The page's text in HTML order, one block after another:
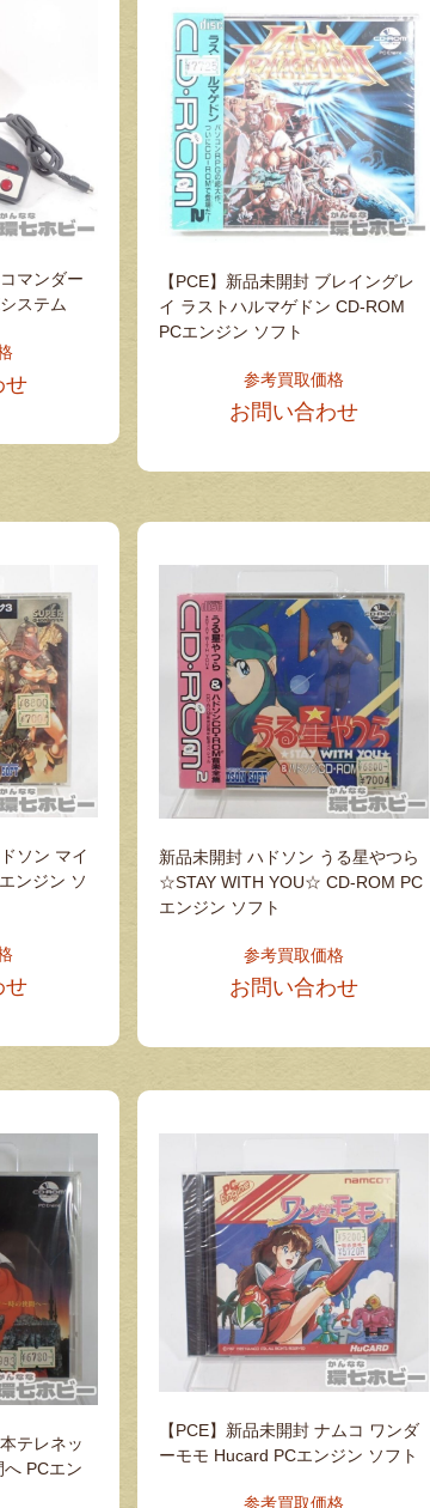
マンダー
ステム
せ
【PCE】新品未開封 ブレイングレ
イ ラストハルマゲドン CD-ROM
PCエンジン ソフト
参考買取価格
お問い合わせ
ソン マイ
ンジン ソ
せ
新品未開封 ハドソン うる星やつら
☆STAY WITH YOU☆ CD-ROM PC
エンジン ソフト
参考買取価格
お問い合わせ
テレネッ
へ PCエン
【PCE】新品未開封 ナムコ ワンダ
ーモモ Hucard PCエンジン ソフト
参考買取価格